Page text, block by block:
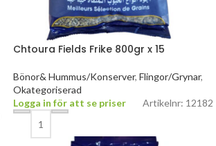
Chtoura Fields Frike 800gr x 15
Bönor& Hummus/Konserver, Flingor/Grynar,
Okategoriserad
Logga in för att se priser
Artikelnr: 12182